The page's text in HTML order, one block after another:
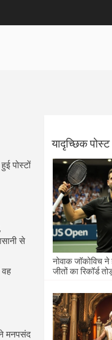
पोस्टों
से
वह
मनपसंद
यादृच्छिक पोस्ट
नोवाक जॉकोविच ने
जीतों का रिकॉर्ड